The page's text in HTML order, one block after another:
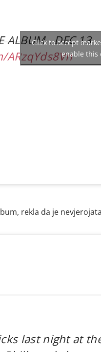
ALBUM . DEC 13
Click to accept
enable this
rekla da je
last night at